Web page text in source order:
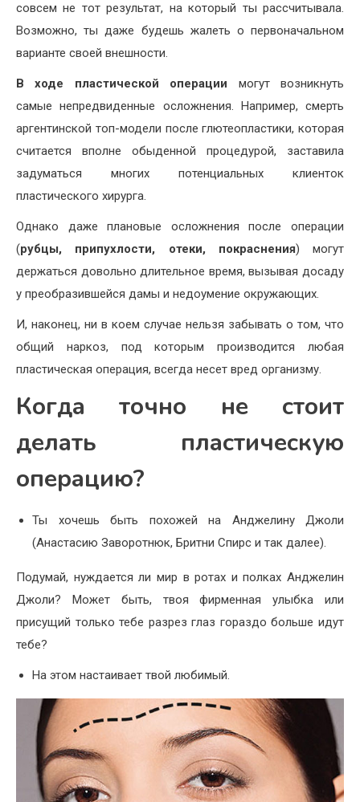
совсем не тот результат, на который ты рассчитывала.
Возможно, ты даже будешь жалеть о первоначальном
варианте своей внешности.
В ходе пластической операции могут возникнуть
самые непредвиденные осложнения. Например, смерть
аргентинской топ-модели после глютеопластики, которая
считается вполне обыденной процедурой, заставила
задуматься многих потенциальных клиенток
пластического хирурга.
Однако даже плановые осложнения после операции
(рубцы, припухлости, отеки, покраснения) могут
держаться довольно длительное время, вызывая досаду
у преобразившейся дамы и недоумение окружающих.
И, наконец, ни в коем случае нельзя забывать о том, что
общий наркоз, под которым производится любая
пластическая операция, всегда несет вред организму.
Когда точно не стоит
делать пластическую
операцию?
Ты хочешь быть похожей на Анджелину Джоли
(Анастасию Заворотнюк, Бритни Спирс и так далее).
Подумай, нуждается ли мир в ротах и полках Анджелин
Джоли? Может быть, твоя фирменная улыбка или
присущий только тебе разрез глаз гораздо больше идут
тебе?
На этом настаивает твой любимый.